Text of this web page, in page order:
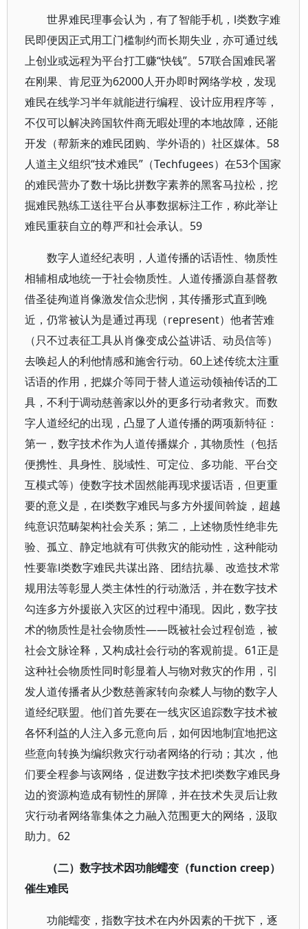
世界难民理事会认为，有了智能手机，Ⅰ类数字难
民即便因正式用工门槛制约而长期失业，亦可通过线
上创业或远程为平台打工赚“快钱”。57联合国难民署
在刚果、肯尼亚为62000人开办即时网络学校，发现
难民在线学习半年就能进行编程、设计应用程序等，
不仅可以解决跨国软件商无暇处理的本地故障，还能
开发（帮新来的难民团购、学外语的）社区媒体。58
人道主义组织“技术难民”（Techfugees）在53个国家
的难民营办了数十场比拼数字素养的黑客马拉松，挖
掘难民熟练工送往平台从事数据标注工作，称此举让
难民重获自立的尊严和社会承认。59
数字人道经纪表明，人道传播的话语性、物质性
相辅相成地统一于社会物质性。人道传播源自基督教
借圣徒殉道肖像激发信众悲悯，其传播形式直到晚
近，仍常被认为是通过再现（represent）他者苦难
（只不过表征工具从肖像变成公益讲话、动员信等）
去唤起人的利他情感和施舍行动。60上述传统太注重
话语的作用，把媒介等同于替人道运动领袖传话的工
具，不利于调动慈善家以外的更多行动者救灾。而数
字人道经纪的出现，凸显了人道传播的两项新特征：
第一，数字技术作为人道传播媒介，其物质性（包括
便携性、具身性、脱域性、可定位、多功能、平台交
互模式等）使数字技术固然能再现求援话语，但更重
要的意义是，在Ⅰ类数字难民与多方外援间斡旋，超越
纯意识范畴架构社会关系；第二，上述物质性绝非先
验、孤立、静定地就有可供救灾的能动性，这种能动
性要靠Ⅰ类数字难民共谋出路、团结抗暴、改造技术常
规用法等彰显人类主体性的行动激活，并在数字技术
勾连多方外援嵌入灾区的过程中涌现。因此，数字技
术的物质性是社会物质性——既被社会过程创造，被
社会文脉诠释，又构成社会行动的客观前提。61正是
这种社会物质性同时彰显着人与物对救灾的作用，引
发人道传播者从少数慈善家转向杂糅人与物的数字人
道经纪联盟。他们首先要在一线灾区追踪数字技术被
各怀利益的人注入多元意向后，如何因地制宜地把这
些意向转换为编织救灾行动者网络的行动；其次，他
们要全程参与该网络，促进数字技术把Ⅰ类数字难民身
边的资源构造成有韧性的屏障，并在技术失灵后让救
灾行动者网络靠集体之力融入范围更大的网络，汲取
助力。62
（二）数字技术因功能蠕变（function creep）
催生难民
功能蠕变，指数字技术在内外因素的干扰下，逐